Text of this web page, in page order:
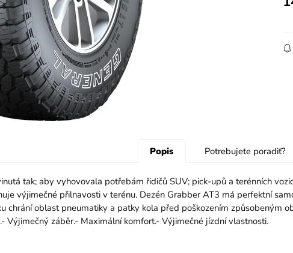
Popis Potrebujete poradiť?
tak; aby vyhovovala potřebám řidičů SUV; pick-upů a terénních
výjimečné přilnavosti v terénu. Dezén Grabber AT3 má perfektní
chrání oblast pneumatiky a patky kola před poškozením způsobeným
Výjimečný záběr.- Maximální komfort.- Výjimečné jízdní vlastnosti.